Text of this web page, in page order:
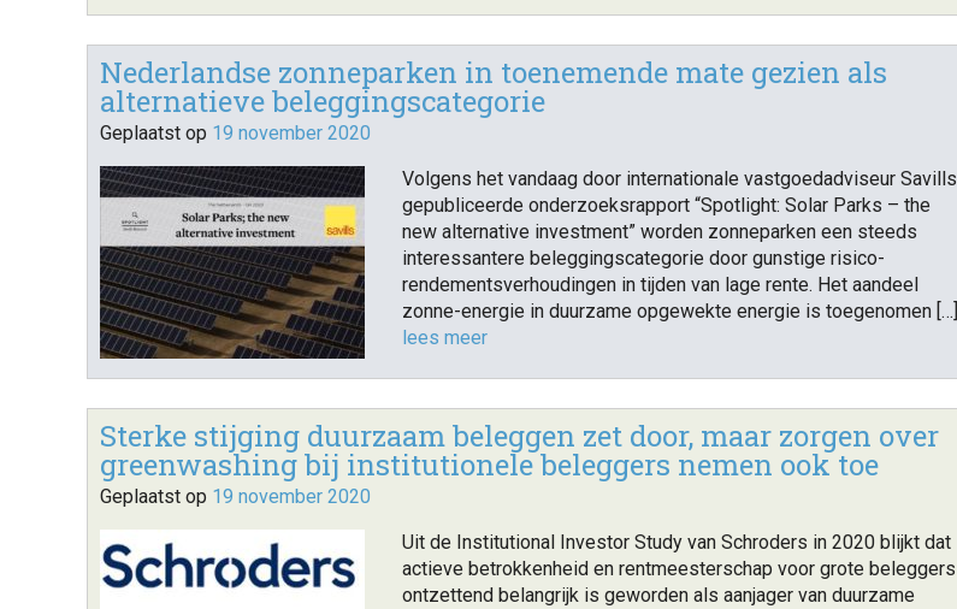
Nederlandse zonneparken in toenemende mate gezien als
alternatieve beleggingscategorie
Geplaatst op 19 november 2020
Volgens het vandaag door internationale vastgoedadviseur Savills
gepubliceerde onderzoeksrapport “Spotlight: Solar Parks – the
new alternative investment” worden zonneparken een steeds
interessantere beleggingscategorie door gunstige risico-
rendementsverhoudingen in tijden van lage rente. Het aandeel
zonne-energie in duurzame opgewekte energie is toegenomen […]
lees meer
Sterke stijging duurzaam beleggen zet door, maar zorgen over
greenwashing bij institutionele beleggers nemen ook toe
Geplaatst op 19 november 2020
Uit de Institutional Investor Study van Schroders in 2020 blijkt dat
actieve betrokkenheid en rentmeesterschap voor grote beleggers
ontzettend belangrijk is geworden als aanjager van duurzame